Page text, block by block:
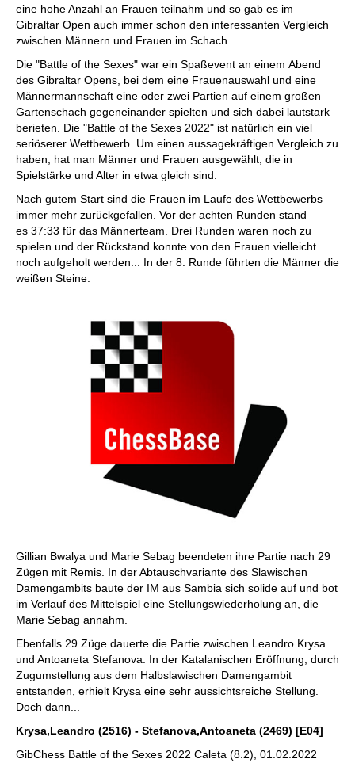
eine hohe Anzahl an Frauen teilnahm und so gab es im
Gibraltar Open auch immer schon den interessanten Vergleich
zwischen Männern und Frauen im Schach.
Die "Battle of the Sexes" war ein Spaßevent an einem Abend
des Gibraltar Opens, bei dem eine Frauenauswahl und eine
Männermannschaft eine oder zwei Partien auf einem großen
Gartenschach gegeneinander spielten und sich dabei lautstark
berieten. Die "Battle of the Sexes 2022" ist natürlich ein viel
seriöserer Wettbewerb. Um einen aussagekräftigen Vergleich zu
haben, hat man Männer und Frauen ausgewählt, die in
Spielstärke und Alter in etwa gleich sind.
Nach gutem Start sind die Frauen im Laufe des Wettbewerbs
immer mehr zurückgefallen. Vor der achten Runden stand
es 37:33 für das Männerteam. Drei Runden waren noch zu
spielen und der Rückstand konnte von den Frauen vielleicht
noch aufgeholt werden... In der 8. Runde führten die Männer die
weißen Steine.
Gillian Bwalya und Marie Sebag beendeten ihre Partie nach 29
Zügen mit Remis. In der Abtauschvariante des Slawischen
Damengambits baute der IM aus Sambia sich solide auf und bot
im Verlauf des Mittelspiel eine Stellungswiederholung an, die
Marie Sebag annahm.
Ebenfalls 29 Züge dauerte die Partie zwischen Leandro Krysa
und Antoaneta Stefanova. In der Katalanischen Eröffnung, durch
Zugumstellung aus dem Halbslawischen Damengambit
entstanden, erhielt Krysa eine sehr aussichtsreiche Stellung.
Doch dann...
Krysa,Leandro (2516) - Stefanova,Antoaneta (2469) [E04]
GibChess Battle of the Sexes 2022 Caleta (8.2), 01.02.2022